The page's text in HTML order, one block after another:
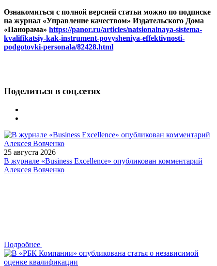
Ознакомиться с полной версией статьи можно по подписке
на журнал «Управление качеством» Издательского Дома
«Панорама» https://panor.ru/articles/natsionalnaya-sistema-
kvalifikatsiy-kak-instrument-povysheniya-effektivnosti-
podgotovki-personala/82428.html
Поделиться в соц.сетях
25 августа 2026
В журнале «Business Excellence» опубликован комментарий
Алексея Вовченко
Подробнее